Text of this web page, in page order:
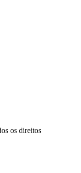
os direitos